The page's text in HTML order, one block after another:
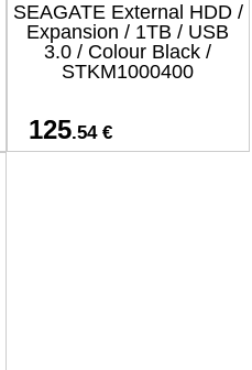
SEAGATE External HDD /
Expansion / 1TB / USB
3.0 / Colour Black /
STKM1000400
125.54 €